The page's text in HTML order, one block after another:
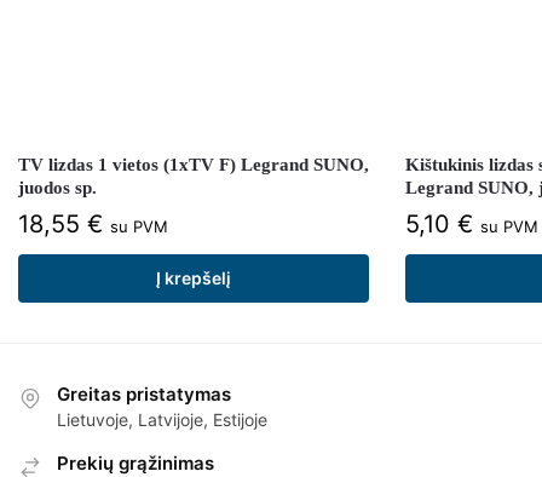
TV lizdas 1 vietos (1xTV F) Legrand SUNO,
juodos sp.
18,55 € su PVM
Į krepšelį
Kištukinis lizdas
Legrand SUNO,
5,10 € su PVM
Greitas pristatymas
Lietuvoje, Latvijoje, Estijoje
Prekių grąžinimas